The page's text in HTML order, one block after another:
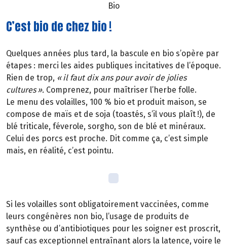
Bio
C’est bio de chez bio !
Quelques années plus tard, la bascule en bio s’opère par
étapes : merci les aides publiques incitatives de l’époque.
Rien de trop, « il faut dix ans pour avoir de jolies
cultures ». Comprenez, pour maîtriser l’herbe folle.
Le menu des volailles, 100 % bio et produit maison, se
compose de maïs et de soja (toastés, s’il vous plaît !), de
blé triticale, féverole, sorgho, son de blé et minéraux.
Celui des porcs est proche. Dit comme ça, c’est simple
mais, en réalité, c’est pointu.
Si les volailles sont obligatoirement vaccinées, comme
leurs congénères non bio, l’usage de produits de
synthèse ou d’antibiotiques pour les soigner est proscrit,
sauf cas exceptionnel entraînant alors la latence, voire le